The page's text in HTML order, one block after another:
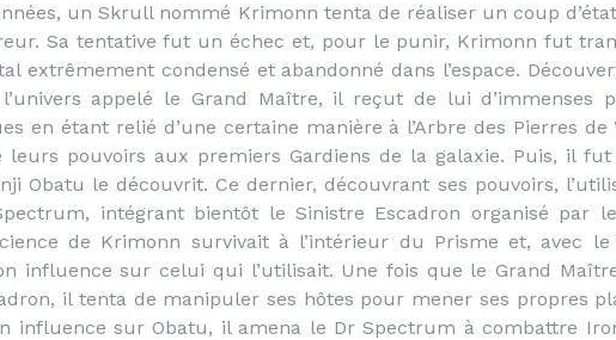
un Skrull nommé Krimonn tenta de réaliser un coup
Sa tentative fut un échec et, pour le punir, Krimonn fut
extrêmement condensé et abandonné dans l’espace.
appelé le Grand Maître, il reçut de lui d’immenses
en étant relié d’une certaine manière à l’Arbre des Pierres de
leurs pouvoirs aux premiers Gardiens de la galaxie. Puis, il fut
Obatu le découvrit. Ce dernier, découvrant ses pouvoirs,
intégrant bientôt le Sinistre Escadron organisé par
de Krimonn survivait à l’intérieur du Prisme et, avec le
influence sur celui qui l’utilisait. Une fois que le Grand
il tenta de manipuler ses hôtes pour mener ses propres
influence sur Obatu, il amena le Dr Spectrum à combattre